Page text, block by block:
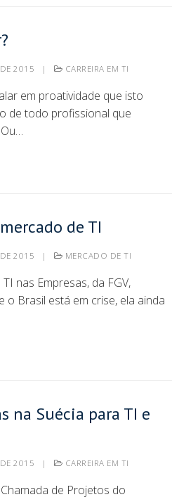
2015 | CARREIRA EM TI
em proatividade que isto
de todo profissional que
de TI
2015 | MERCADO DE TI
nas Empresas, da FGV,
Brasil está em crise, ela ainda
na Suécia para TI e
2015 | CARREIRA EM TI
de Projetos do